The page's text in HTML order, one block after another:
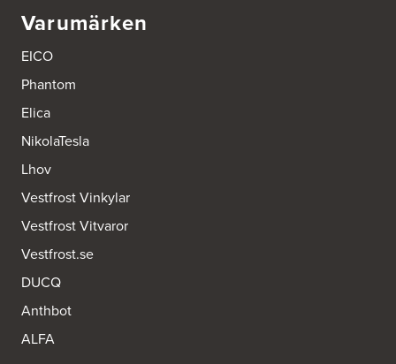
Varumärken
EICO
Phantom
Elica
NikolaTesla
Lhov
Vestfrost Vinkylar
Vestfrost Vitvaror
Vestfrost.se
DUCQ
Anthbot
ALFA